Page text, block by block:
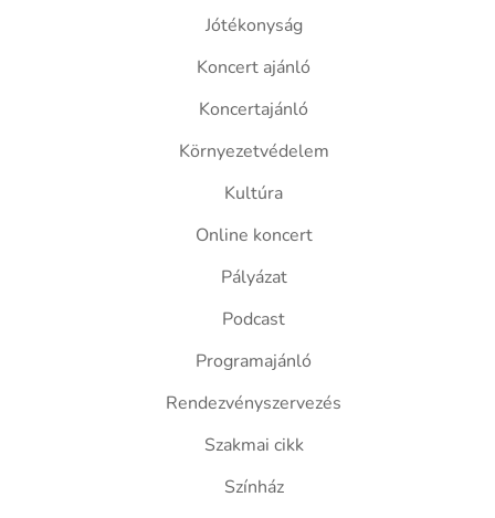
Jótékonyság
Koncert ajánló
Koncertajánló
Környezetvédelem
Kultúra
Online koncert
Pályázat
Podcast
Programajánló
Rendezvényszervezés
Szakmai cikk
Színház